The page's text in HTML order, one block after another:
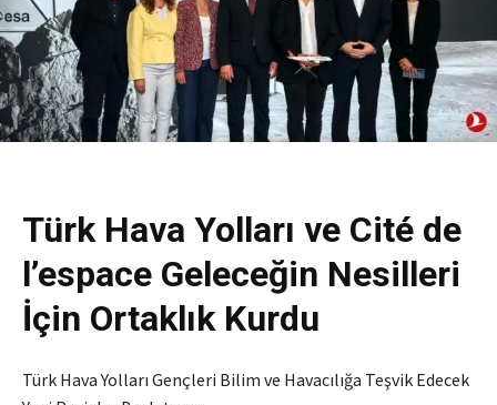
Türk Hava Yolları ve Cité de
l’espace Geleceğin Nesilleri
İçin Ortaklık Kurdu
Türk Hava Yolları Gençleri Bilim ve Havacılığa Teşvik Edecek